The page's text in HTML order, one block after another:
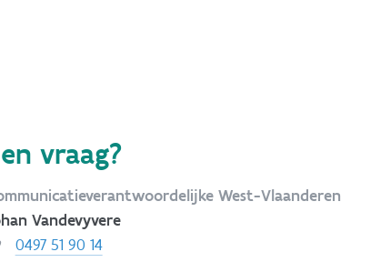
vraag?
West-Vlaanderen
Vandevyvere
0497 51 90 14